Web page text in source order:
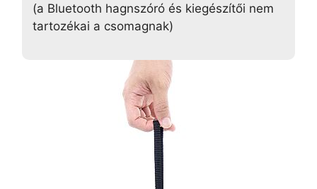
(a Bluetooth hagnszóró és kiegészítői nem
tartozékai a csomagnak)